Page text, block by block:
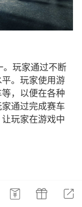
发
玩家通过不断
。玩家使用游
，以便在各种
通过完成赛车
玩家在游戏中
过不断射击各
用游戏中各种